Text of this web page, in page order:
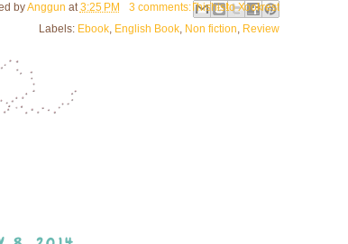
byAnggun at3:25 PM 3 comments:
Email This
BlogThis!
Share to X
Share to Facebook
Share to Pinterest
Labels: Ebook, English Book, Non fiction, Review